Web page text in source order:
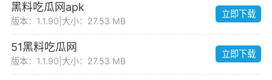
黑料吃瓜网apk
版本：1.1.90 大小：27.53 MB
立即下载
51黑料吃瓜网
版本：1.1.90 大小：27.53 MB
立即下载